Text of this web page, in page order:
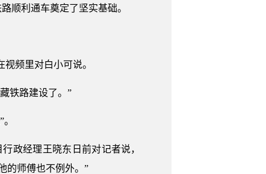
顺利通车奠定了坚实基础。
频里对白小可说。
铁路建设了。”
政经理王晓东日前对记者说，
的师傅也不例外。”